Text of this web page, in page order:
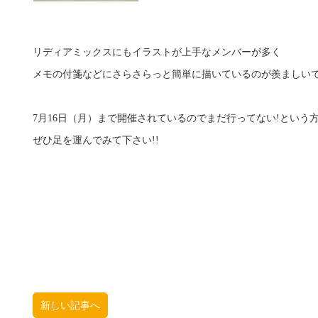
リディアミックスにもイラストが上手なメンバーが多く
メモの付箋などにさらさらっと簡単に描いているのが羨ましいで
7月16日（月）まで開催されているのでまだ行ってない!という
ぜひ足を運んでみて下さい!!
新しい記事へ